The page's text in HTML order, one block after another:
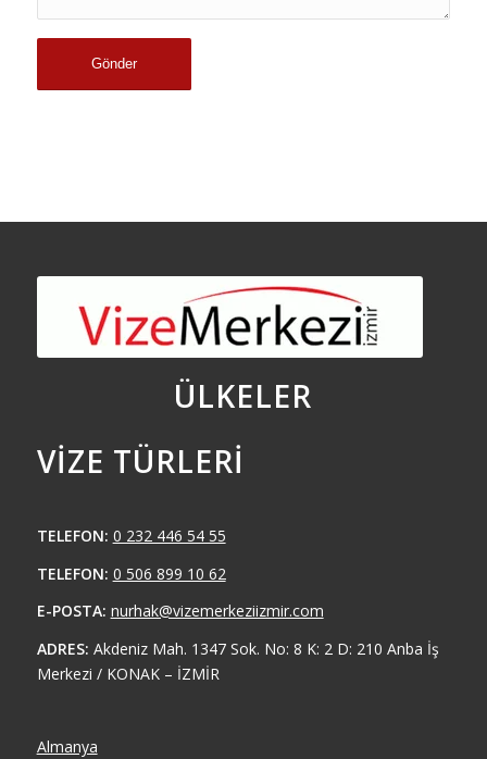
ÜLKELER
VIZE TÜRLERI
TELEFON: 0 232 446 54 55
TELEFON: 0 506 899 10 62
E-POSTA: nurhak@vizemerkeziizmir.com
ADRES: Akdeniz Mah. 1347 Sok. No: 8 K: 2 D: 210 Anba İş
Merkezi / KONAK – İZMİR
Almanya